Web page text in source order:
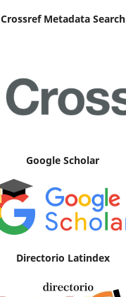
Crossref Metadata Search
Google Scholar
Directorio Latindex